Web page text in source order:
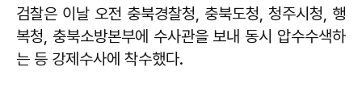
검찰은 이날 오전 충북경찰청, 충북도청, 청주시청, 행
복청, 충북소방본부에 수사관을 보내 동시 압수수색하
는 등 강제수사에 착수했다.